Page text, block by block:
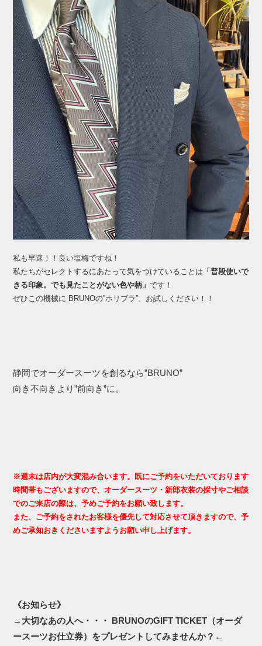
私も早速！！良い塩梅ですね！
私たちがセレクトするにあたって気をつけていることは 「普段使いで
きる印象。でも見たことがない色や柄」です！
ぜひこの機械に BRUNOの”ホリブラ”、お試しください！！
静岡でオーダースーツを創るなら”BRUNO”
向き不向きより”前向き”に。
※週末は店内が大変混み合います。既にご予約をいただいております
時間帯もございますので、オーダースーツ・新郎衣装の採寸やご相談
でのご来店の際は、予めご予約をお願い致します。
また、ご予約をされたお客様を優先して対応させて頂きますので、予
めご承知おきくださいますようお願い申し上げます。
《お知らせ》
→ 大切なあの人へ・・・ BRUNOのGIFT TICKET（オーダ
ースーツお仕立券）をプレゼントしてみませんか？ ←